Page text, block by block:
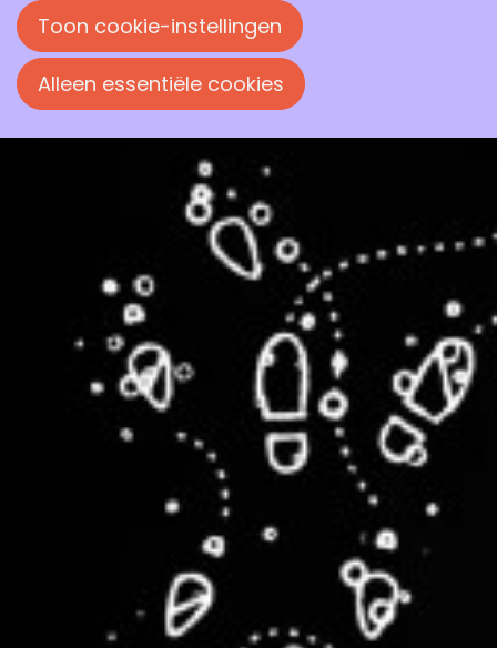
Toon cookie-instellingen
Alleen essentiële cookies